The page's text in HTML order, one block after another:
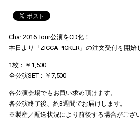
Char 2016 Tour公演をCD化！
本日より「ZICCA PICKER」の注文受付を開始
1枚：￥1,500
全公演SET：￥7,500
各公演会場でもお買い求め頂けます。
各公演終了後、約3週間でお届けします。
※製産／配送状況により前後する場合がござい